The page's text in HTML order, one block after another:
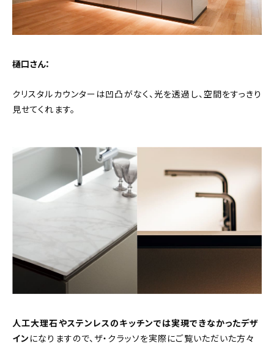
樋口さん：
クリスタルカウンターは凹凸がなく、光を透過し、空間をすっきり
見せてくれます。
人工大理石やステンレスのキッチンでは実現できなかったデザ
イン になりますので、ザ・クラッソを実際にご覧いただいた方々